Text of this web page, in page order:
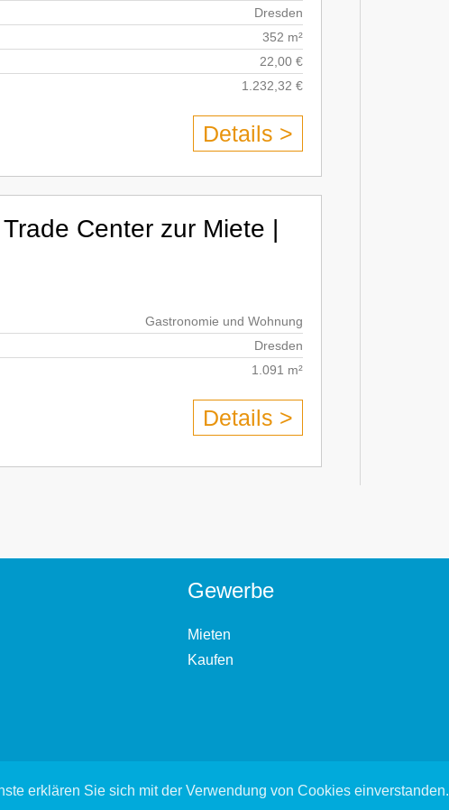
Dresden
352 m²
22,00 €
1.232,32 €
Details >
Center zur Miete |
Gastronomie und Wohnung
Dresden
1.091 m²
Details >
Gewerbe
Mieten
Kaufen
erklären Sie sich mit der Verwendung von Cookies einverstanden.